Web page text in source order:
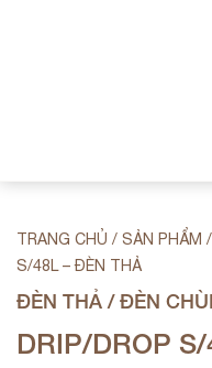
TRANG CHỦ / SẢN PHẨM /
S/48L – ĐÈN THẢ
ĐÈN THẢ / ĐÈN
DRIP/DROP